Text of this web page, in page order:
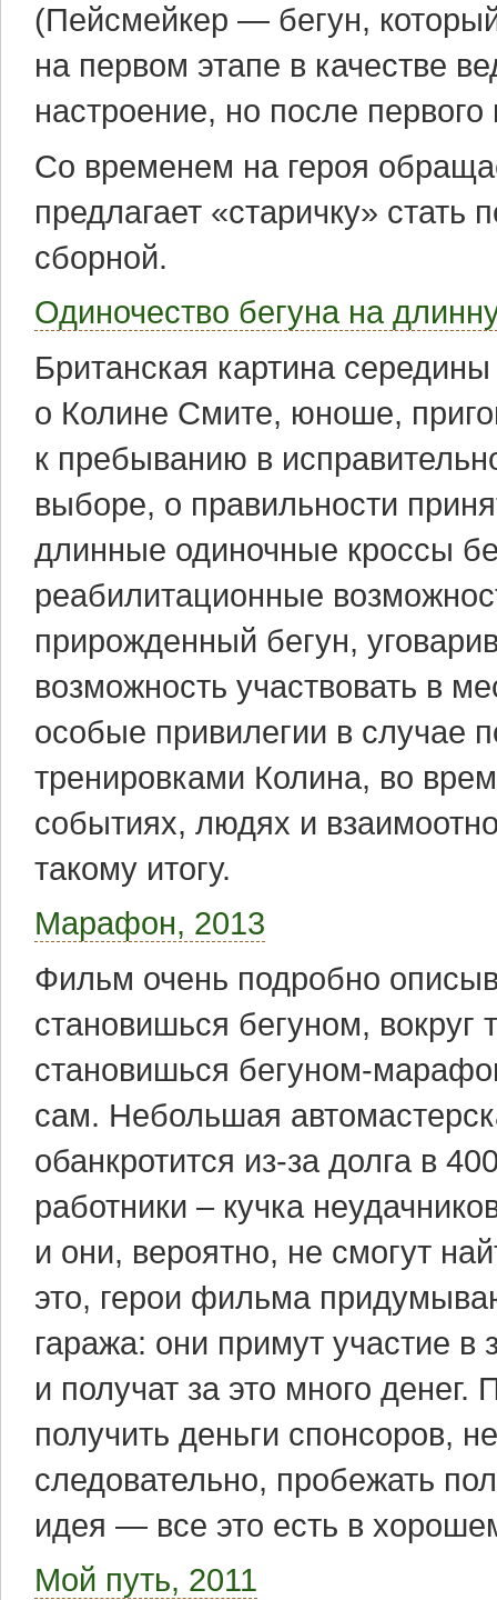
(Пейсмейкер — бегун,
на первом этапе в качестве
настроение, но после первого
Со временем на героя
предлагает «старичку»
сборной.
Одиночество бегуна на
Британская картина
о Колине Смите, юноше,
к пребыванию в
выборе, о правильности
длинные одиночные кроссы
реабилитационные
прирожденный бегун,
возможность участвовать в
особые привилегии в случае
тренировками Колина, во
событиях, людях и
такому итогу.
Марафон, 2013
Фильм очень подробно
становишься бегуном, вокруг
становишься бегуном-
сам. Небольшая
обанкротится из-за долга в
работники – кучка
и они, вероятно, не смогут
это, герои фильма
гаража: они примут участие
и получат за это много
получить деньги спонсоров,
следовательно, пробежать
идея — все это есть в
Мой путь, 2011